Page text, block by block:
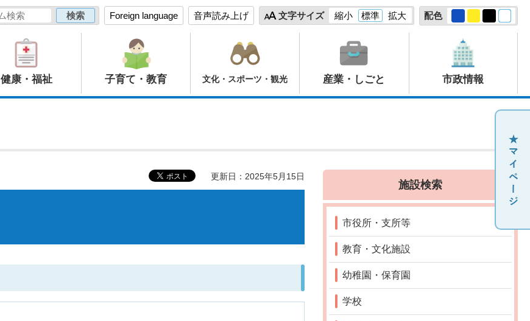
Foreign language 音声読み上げ 文字サイズ 縮小 標準 拡大 配色
健康・福祉 子育て・教育 文化・スポーツ・観光 産業・しごと 市政情報
更新日：2025年5月15日
施設検索
市役所・支所等
教育・文化施設
幼稚園・保育園
学校